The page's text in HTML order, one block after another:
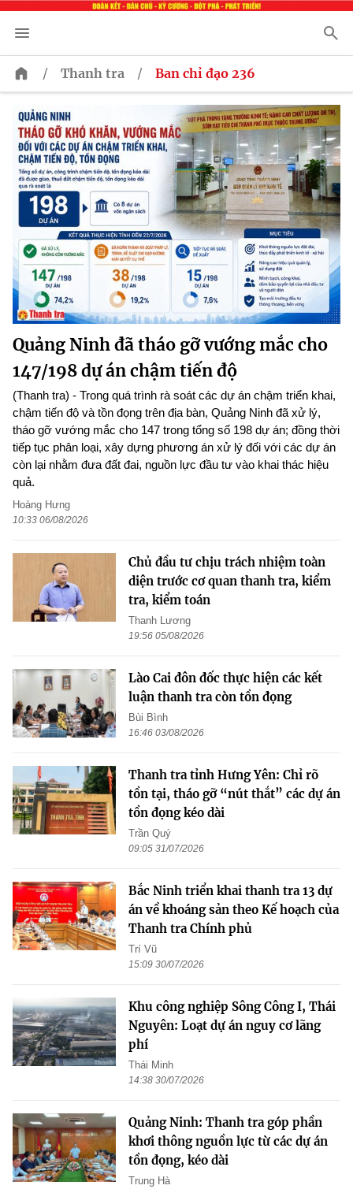
/ Thanh tra / Ban chỉ đạo 236
Quảng Ninh đã tháo gỡ vướng mắc cho
147/198 dự án chậm tiến độ
(Thanh tra) - Trong quá trình rà soát các dự án chậm triển khai,
chậm tiến độ và tồn đọng trên địa bàn, Quảng Ninh đã xử lý,
tháo gỡ vướng mắc cho 147 trong tổng số 198 dự án; đồng thời
tiếp tục phân loại, xây dựng phương án xử lý đối với các dự án
còn lại nhằm đưa đất đai, nguồn lực đầu tư vào khai thác hiệu
quả.
Hoàng Hưng
10:33 06/08/2026
Chủ đầu tư chịu trách nhiệm toàn
diện trước cơ quan thanh tra, kiểm
tra, kiểm toán
Thanh Lương
19:56 05/08/2026
Lào Cai đôn đốc thực hiện các kết
luận thanh tra còn tồn đọng
Bùi Bình
16:46 03/08/2026
Thanh tra tỉnh Hưng Yên: Chỉ rõ
tồn tại, tháo gỡ “nút thắt” các dự án
tồn đọng kéo dài
Trần Quý
09:05 31/07/2026
Bắc Ninh triển khai thanh tra 13 dự
án về khoáng sản theo Kế hoạch của
Thanh tra Chính phủ
Trí Vũ
15:09 30/07/2026
Khu công nghiệp Sông Công I, Thái
Nguyên: Loạt dự án nguy cơ lãng
phí
Thái Minh
14:38 30/07/2026
Quảng Ninh: Thanh tra góp phần
khơi thông nguồn lực từ các dự án
tồn đọng, kéo dài
Trung Hà